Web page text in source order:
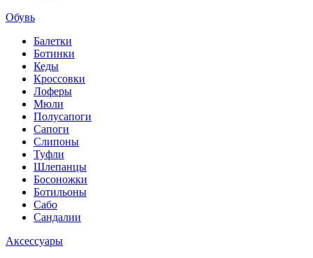
Обувь
Балетки
Ботинки
Кеды
Кроссовки
Лоферы
Мюли
Полусапоги
Сапоги
Слипоны
Туфли
Шлепанцы
Босоножки
Ботильоны
Сабо
Сандалии
Аксессуары